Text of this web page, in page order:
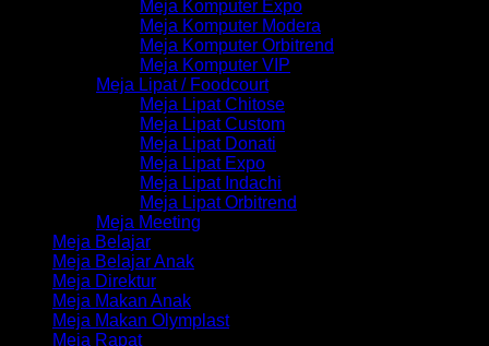
Meja Komputer Expo
Meja Komputer Modera
Meja Komputer Orbitrend
Meja Komputer VIP
Meja Lipat / Foodcourt
Meja Lipat Chitose
Meja Lipat Custom
Meja Lipat Donati
Meja Lipat Expo
Meja Lipat Indachi
Meja Lipat Orbitrend
Meja Meeting
Meja Belajar
Meja Belajar Anak
Meja Direktur
Meja Makan Anak
Meja Makan Olymplast
Meja Rapat